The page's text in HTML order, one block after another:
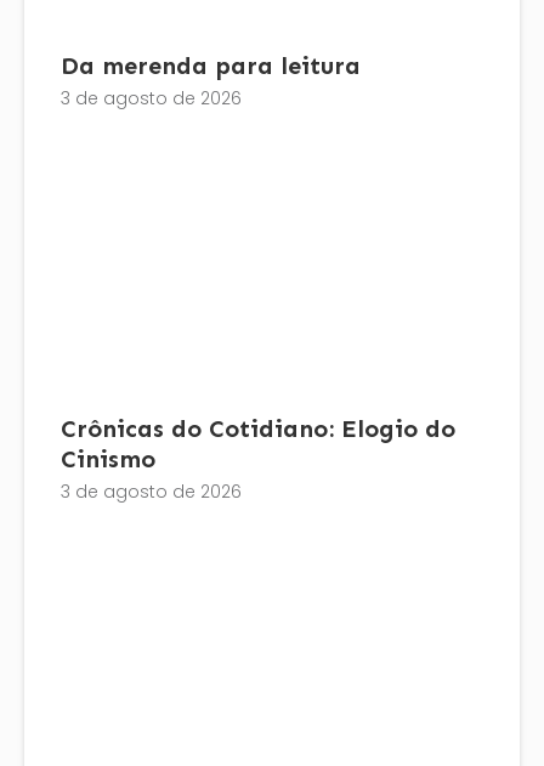
Da merenda para leitura
3 de agosto de 2026
Crônicas do Cotidiano: Elogio do
Cinismo
3 de agosto de 2026